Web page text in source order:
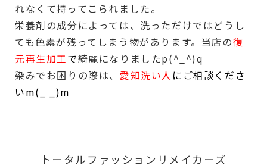
れなくて持ってこられました。
栄養剤の成分によっては、洗っただけではどうし
ても色素が残ってしまう物があります。当店の復
元再生加工で綺麗になりましたp(^_^)q
染みでお困りの際は、 愛知洗い人 にご相談くださ
いm(_ _)m
トータルファッションリメイカーズ